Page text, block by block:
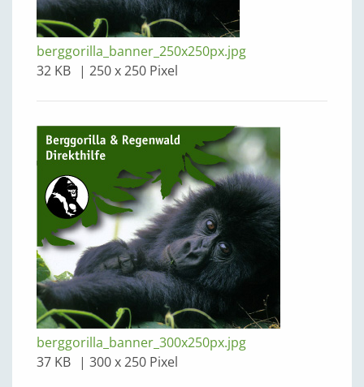
berggorilla_banner_250x250px.jpg
32 KB
250 x 250 Pixel
berggorilla_banner_300x250px.jpg
37 KB
300 x 250 Pixel